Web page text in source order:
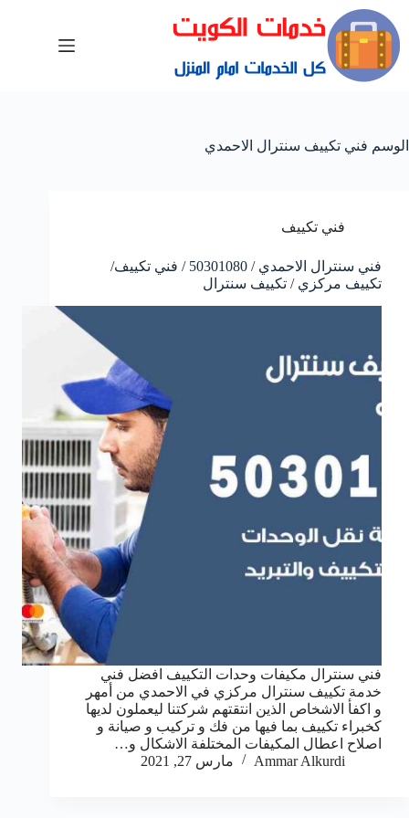
الوسم فني تكييف سنترال الاحمدي
فني تكييف
فني سنترال الاحمدي / 50301080 / فني تكييف/
تكييف مركزي / تكييف سنترال
فني سنترال مكيفات وحدات التكييف افضل فني
خدمة تكييف سنترال مركزي في الاحمدي من أمهر
و اكفأ الاشخاص الذين انتقتهم شركتنا ليعملون لديها
كخبراء تكييف بما فيها من فك و تركيب و صيانة و
اصلاح اعطال المكيفات المختلفة الاشكال و…
Ammar Alkurdi
مارس 27, 2021